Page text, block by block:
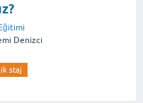
Denizci
staj